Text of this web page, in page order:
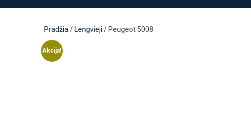
Pradžia / Lengvieji / Peugeot 5008
Akcija!